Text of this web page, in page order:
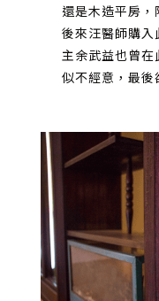
還是木造平房，
後來汪醫師購
主余武益也曾
似不經意，最後